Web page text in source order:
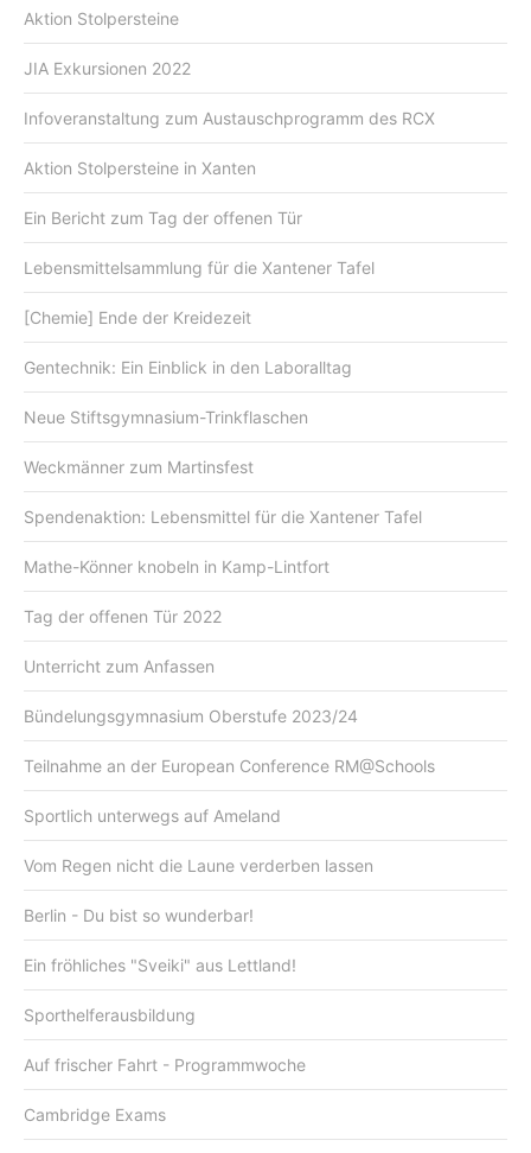
Aktion Stolpersteine
JIA Exkursionen 2022
Infoveranstaltung zum Austauschprogramm des RCX
Aktion Stolpersteine in Xanten
Ein Bericht zum Tag der offenen Tür
Lebensmittelsammlung für die Xantener Tafel
[Chemie] Ende der Kreidezeit
Gentechnik: Ein Einblick in den Laboralltag
Neue Stiftsgymnasium-Trinkflaschen
Weckmänner zum Martinsfest
Spendenaktion: Lebensmittel für die Xantener Tafel
Mathe-Könner knobeln in Kamp-Lintfort
Tag der offenen Tür 2022
Unterricht zum Anfassen
Bündelungsgymnasium Oberstufe 2023/24
Teilnahme an der European Conference RM@Schools
Sportlich unterwegs auf Ameland
Vom Regen nicht die Laune verderben lassen
Berlin - Du bist so wunderbar!
Ein fröhliches "Sveiki" aus Lettland!
Sporthelferausbildung
Auf frischer Fahrt - Programmwoche
Cambridge Exams